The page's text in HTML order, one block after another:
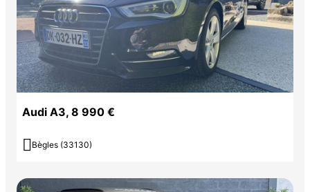
Audi A3, 8 990 €
 Bègles (33130)